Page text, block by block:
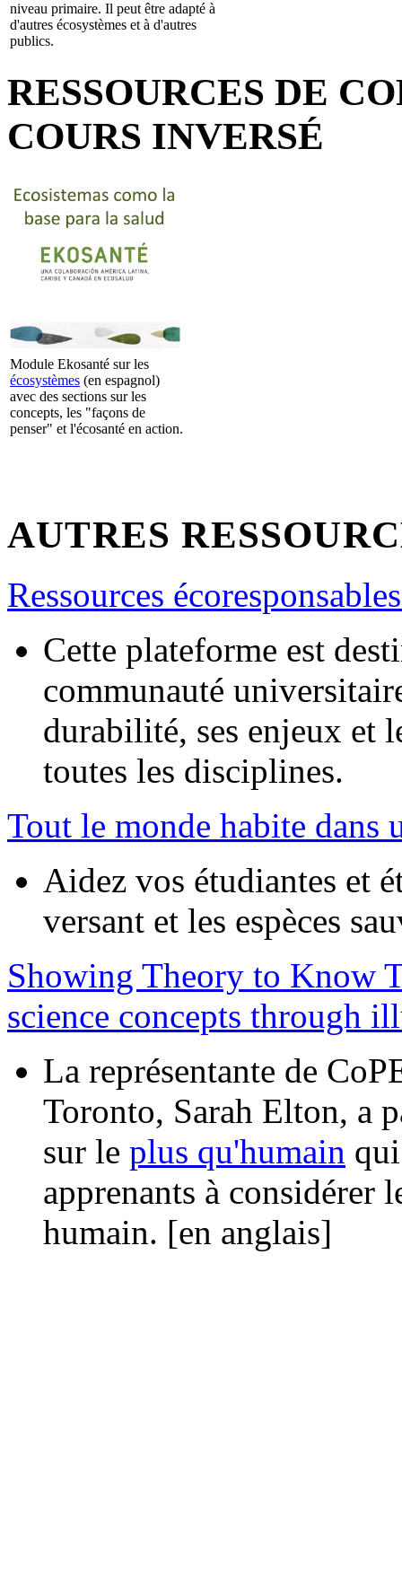
niveau primaire. Il peut être adapté à
d'autres écosystèmes et à d'autres
publics.
RESSOURCES DE
COURS INVERSÉ
Module Ekosanté sur les
écosystèmes (en espagnol)
avec des sections sur les
concepts, les "façons de
penser" et l'écosanté en action.
AUTRES
Ressources
Cette plateforme est
communauté
durabilité, ses enjeux et
toutes les disciplines.
Tout le monde habite dans
Aidez vos étudiantes et
versant et les espèces
Showing Theory to Know
science concepts through
La représentante de
Toronto, Sarah Elton, a
sur le plus qu'humain
apprenants à considérer
humain. [en anglais]